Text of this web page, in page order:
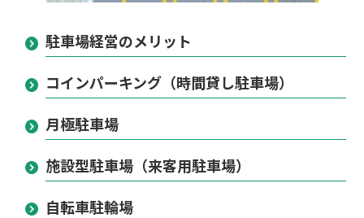
駐車場経営のメリット
コインパーキング（時間貸し駐車場）
月極駐車場
施設型駐車場（来客用駐車場）
自転車駐輪場